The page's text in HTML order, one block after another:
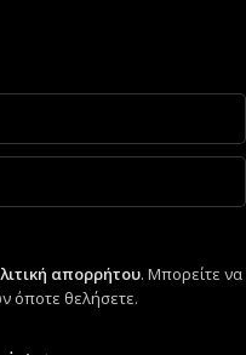
απορρήτου. Μπορείτε να
όποτε θελήσετε.